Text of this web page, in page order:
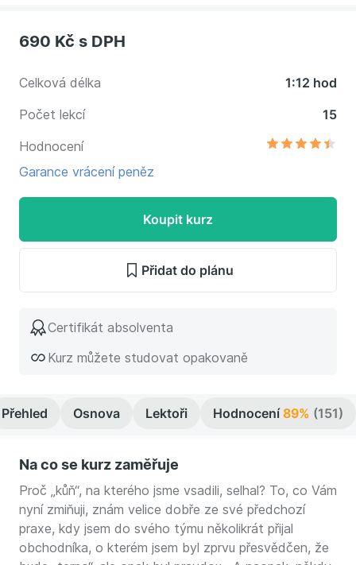
690 Kč s DPH
Celková délka
1:12 hod
Počet lekcí
15
Hodnocení
Garance vrácení peněz
Koupit kurz
Přidat do plánu
Certifikát absolventa
Kurz můžete studovat opakovaně
Přehled Osnova Lektoři Hodnocení89% (151)
Na co se kurz zaměřuje
Proč „kůň“, na kterého jsme vsadili, selhal? To, co Vám
nyní zmiňuji, znám velice dobře ze své předchozí
praxe, kdy jsem do svého týmu několikrát přijal
obchodníka, o kterém jsem byl zprvu přesvědčen, že